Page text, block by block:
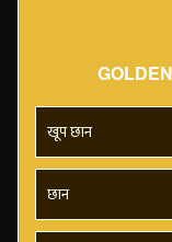
GOLDEN
खूप छान
छान